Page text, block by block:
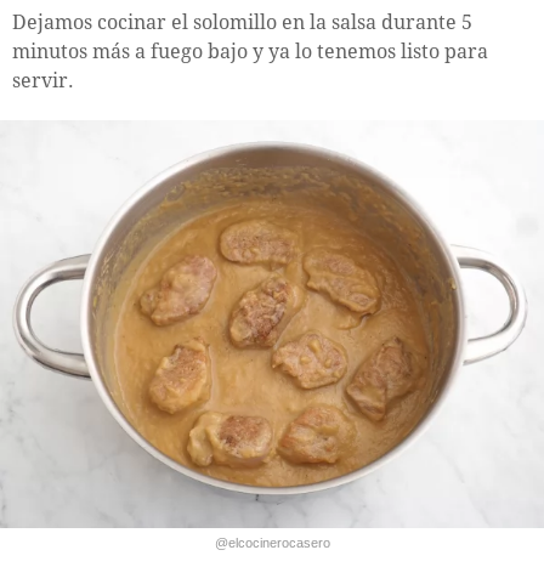
Dejamos cocinar el solomillo en la salsa durante 5
minutos más a fuego bajo y ya lo tenemos listo para
servir.
@elcocinerocasero